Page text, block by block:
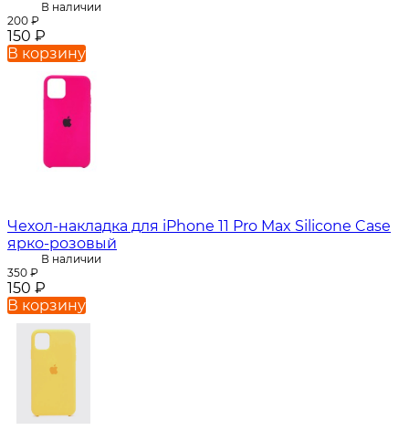
В наличии
200 ₽
150 ₽
В корзину
Чехол-накладка для iPhone 11 Pro Max Silicone Case
ярко-розовый
В наличии
350 ₽
150 ₽
В корзину